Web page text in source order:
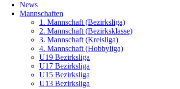
überspringen
News
Mannschaften
1. Mannschaft (Bezirksliga)
2. Mannschaft (Bezirksklasse)
3. Mannschaft (Kreisliga)
4. Mannschaft (Hobbyliga)
U19 Bezirksliga
U17 Bezirksliga
U15 Bezirksliga
U13 Bezirksliga